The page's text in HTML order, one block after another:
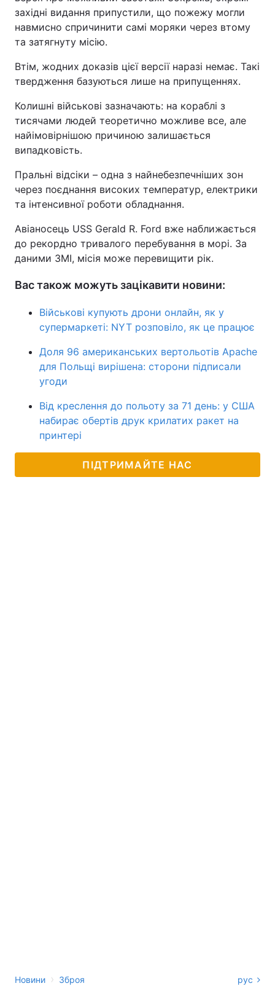
західні видання припустили, що пожежу могли
навмисно спричинити самі моряки через втому
та затягнуту місію.
Втім, жодних доказів цієї версії наразі немає. Такі
твердження базуються лише на припущеннях.
Колишні військові зазначають: на кораблі з
тисячами людей теоретично можливе все, але
найімовірнішою причиною залишається
випадковість.
Пральні відсіки – одна з найнебезпечніших зон
через поєднання високих температур, електрики
та інтенсивної роботи обладнання.
Авіаносець USS Gerald R. Ford вже наближається
до рекордно тривалого перебування в морі. За
даними ЗМІ, місія може перевищити рік.
Вас також можуть зацікавити новини:
Військові купують дрони онлайн, як у
супермаркеті: NYT розповіло, як це працює
Доля 96 американських вертольотів Apache
для Польщі вирішена: сторони підписали
угоди
Від креслення до польоту за 71 день: у США
набирає обертів друк крилатих ракет на
принтері
ПІДТРИМАЙТЕ НАС
Новини › Зброя рус